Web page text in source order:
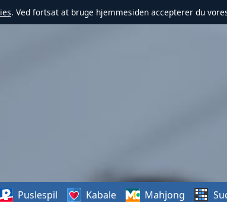
. Ved fortsat at bruge hjemmesiden accepterer du
Puslespil Kabale Mahjong